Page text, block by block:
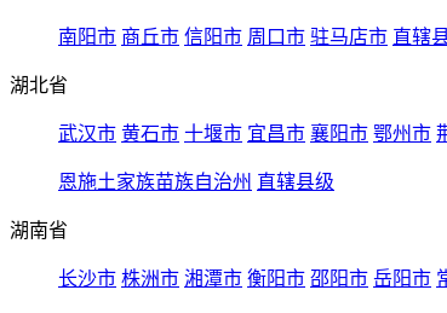
南阳市 商丘市 信阳市 周口市 驻马店市 直辖
湖北省
武汉市 黄石市 十堰市 宜昌市 襄阳市 鄂州市
恩施土家族苗族自治州 直辖县级
湖南省
长沙市 株洲市 湘潭市 衡阳市 邵阳市 岳阳市